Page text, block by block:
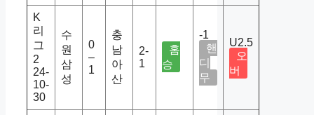
K
리
그
2
24-
10-
30
수
원
삼
성
0
–
1
충
남
아
산
2-
1
홈
승
-1
핸
디
무
U2.5
오
버